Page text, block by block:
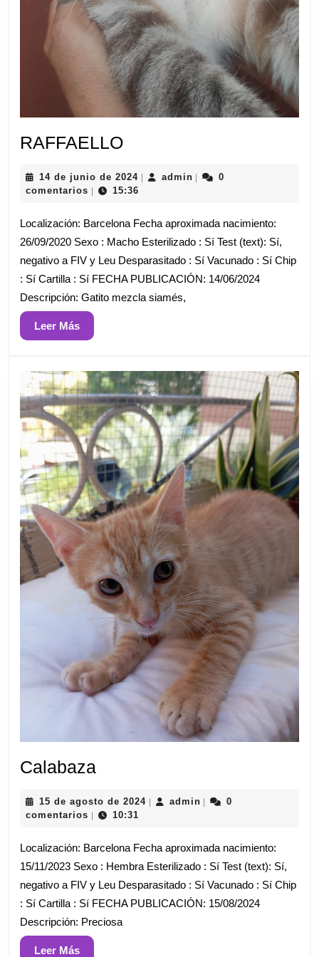
RAFFAELLORAFFAELLO
14 de junio de 202414
de
de
2024
adminadmin
0
comentarios
15:36
Localización: Barcelona Fecha aproximada nacimiento:
26/09/2020 Sexo : Macho Esterilizado : Sí Test (text): Sí,
negativo a FIV y Leu Desparasitado : Sí Vacunado : Sí Chip
: Sí Cartilla : Sí FECHA PUBLICACIÓN: 14/06/2024
Descripción: Gatito mezcla siamés,
Leer MásLeer
Más
Calabaza
15 de agosto de 202415
2024
| adminadmin
|
0
comentarios | 10:31
Localización: Barcelona Fecha aproximada nacimiento:
15/11/2023 Sexo : Hembra Esterilizado : Sí Test (text): Sí,
negativo a FIV y Leu Desparasitado : Sí Vacunado : Sí Chip
: Sí Cartilla : Sí FECHA PUBLICACIÓN: 15/08/2024
Descripción: Preciosa
Leer MásLeer